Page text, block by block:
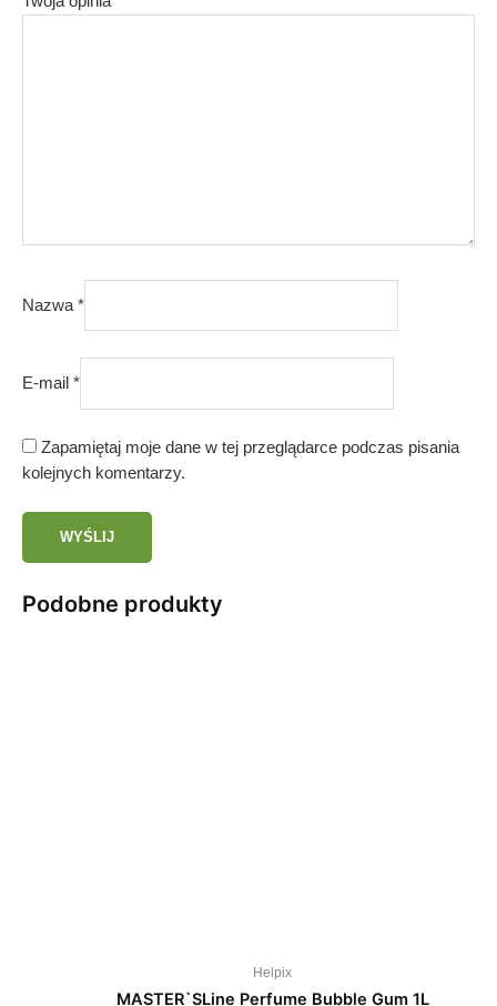
Nazwa *
E-mail *
Zapamiętaj moje dane w tej przeglądarce podczas pisania
kolejnych komentarzy.
Podobne produkty
Helpix
MASTER`SLine Perfume Bubble Gum 1L